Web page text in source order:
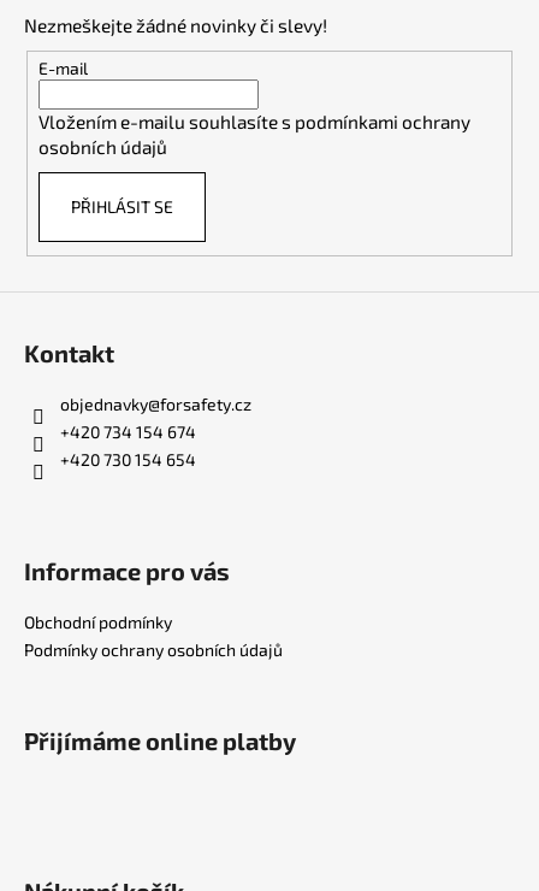
Nezmeškejte žádné novinky či slevy!
E-mail
Vložením e-mailu souhlasíte s podmínkami ochrany
osobních údajů
PŘIHLÁSIT SE
Kontakt
objednavky@forsafety.cz
+420 734 154 674
+420 730 154 654
Informace pro vás
Obchodní podmínky
Podmínky ochrany osobních údajů
Přijímáme online platby